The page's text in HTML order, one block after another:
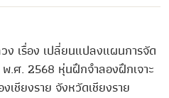
เรื่อง เปลี่ยนแปลงแผนการจัด
.ศ. 2568 หุ่นฝึกจำลองฝึกเจาะ
เชียงราย จังหวัดเชียงราย